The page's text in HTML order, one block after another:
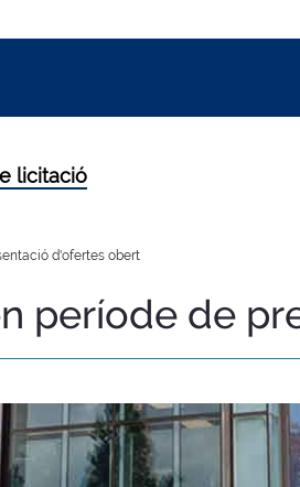
licitació
d'ofertes obert
període de